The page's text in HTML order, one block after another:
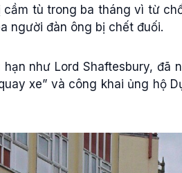
tù trong ba tháng vì từ
người đàn ông bị chết đuối.
như Lord Shaftesbury, đã
xe” và công khai ủng hộ